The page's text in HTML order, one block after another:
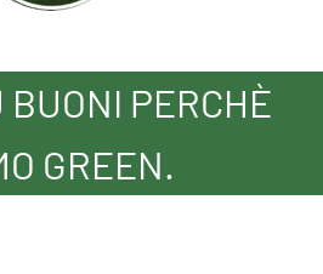
BUONI PERCHÈ
GREEN.